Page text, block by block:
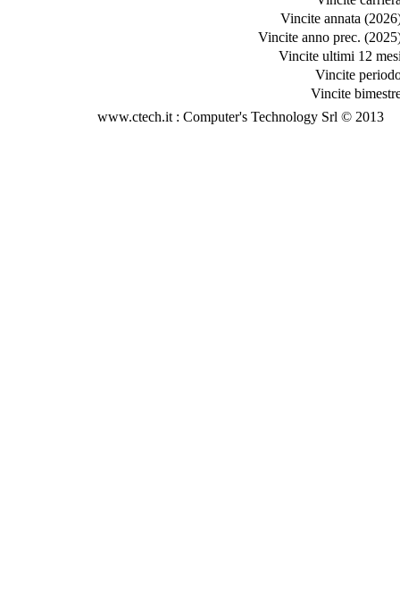
Vincite annata
Vincite anno prec.
Vincite ultimi 12
Vincite
Vincite
www.ctech.it : Computer's Technology Srl © 2013